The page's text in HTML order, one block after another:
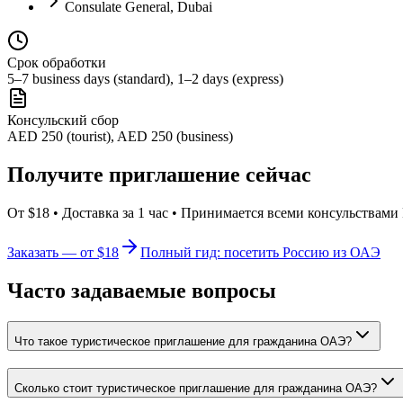
Consulate General, Dubai
Срок обработки
5–7 business days (standard), 1–2 days (express)
Консульский сбор
AED 250 (tourist), AED 250 (business)
Получите приглашение сейчас
От $18 • Доставка за 1 час • Принимается всеми
Заказать — от $18 Полный гид: посетить Россию из ОАЭ
Часто задаваемые вопросы
Что такое туристическое приглашение для гражданина ОАЭ?
Сколько стоит туристическое приглашение для гражданина ОАЭ?